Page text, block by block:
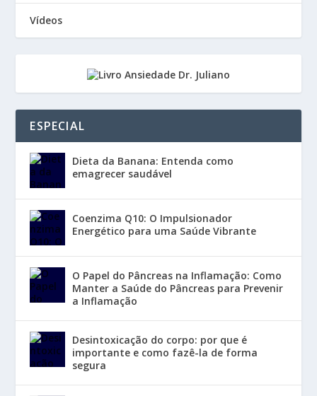
Vídeos
ESPECIAL
Dieta da Banana: Entenda como
emagrecer saudável
Coenzima Q10: O Impulsionador
Energético para uma Saúde Vibrante
O Papel do Pâncreas na Inflamação: Como
Manter a Saúde do Pâncreas para Prevenir
a Inflamação
Desintoxicação do corpo: por que é
importante e como fazê-la de forma
segura